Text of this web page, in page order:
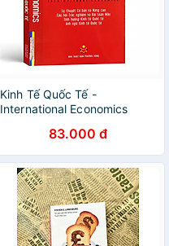
Kinh Tế Quốc Tế -
International Economics
83.000 đ